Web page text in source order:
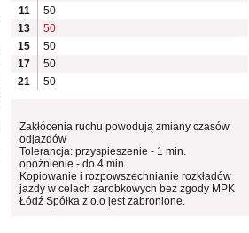
11
50
13
50
15
50
17
50
21
50
Zakłócenia ruchu powodują zmiany czasów
odjazdów
Tolerancja: przyspieszenie - 1 min.
opóźnienie - do 4 min.
Kopiowanie i rozpowszechnianie rozkładów
jazdy w celach zarobkowych bez zgody MPK
Łódź Spółka z o.o jest zabronione.